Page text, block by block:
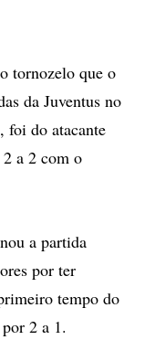
tornozelo que o
da Juventus no
foi do atacante
a 2 com o
a partida
por ter
tempo do
2 a 1.